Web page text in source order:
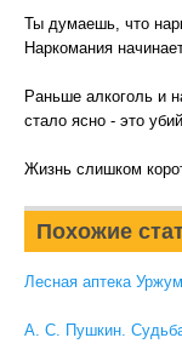
Ты думаешь, что
Наркомания
Раньше алкоголь и
стало ясно - это
Жизнь слишком
Похожие
Лесная аптека
А. С. Пушкин.